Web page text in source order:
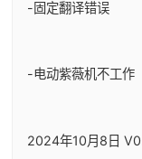
-固定翻译错误
-电动紫薇机不工作
2024年10月8日